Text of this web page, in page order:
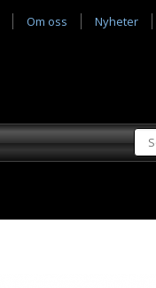
Om oss Nyheter